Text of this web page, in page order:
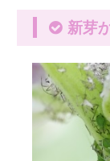
新芽